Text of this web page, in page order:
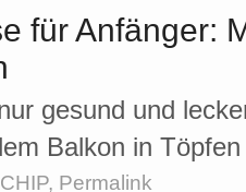
für Anfänger:
gesund und
Balkon in
CHIP, Permalink